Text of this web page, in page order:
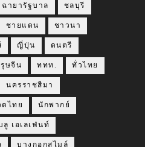
ฉายารัฐบาล ชลบุรี
ชายแดน ชาวนา
ญี่ปุ่น ดนตรี
ษจีน ททท. ทั่วไทย
นครราชสีมา
ไทย นักพากย์
ลู เอเลเฟ่นท์
บางกอกสไมล์